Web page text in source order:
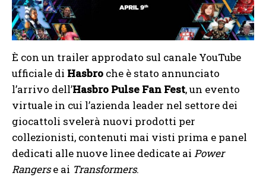
È con un trailer approdato sul canale YouTube
ufficiale di Hasbro che è stato annunciato
l’arrivo dell’Hasbro Pulse Fan Fest, un evento
virtuale in cui l’azienda leader nel settore dei
giocattoli svelerà nuovi prodotti per
collezionisti, contenuti mai visti prima e panel
dedicati alle nuove linee dedicate ai Power
Rangerse ai Transformers.